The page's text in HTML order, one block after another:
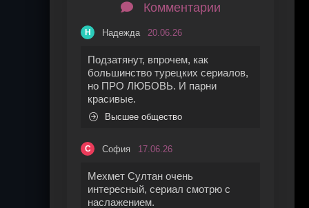
Комментарии
Н Надежда 20.06.26
Подзатянут, впрочем, как
большинство турецких сериалов,
но ПРО ЛЮБОВЬ. И парни
красивые.
Высшее общество
С София 17.06.26
Мехмет Султан очень
интересный, сериал смотрю с
наслажением.